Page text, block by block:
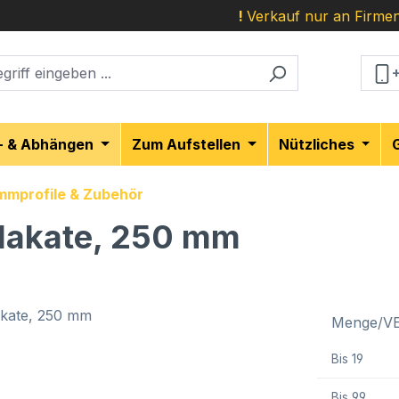
! Verkauf nur an
& Abhängen Zum Aufstellen Nützliches
& Zubehör
250 mm
Menge/
Bis 19